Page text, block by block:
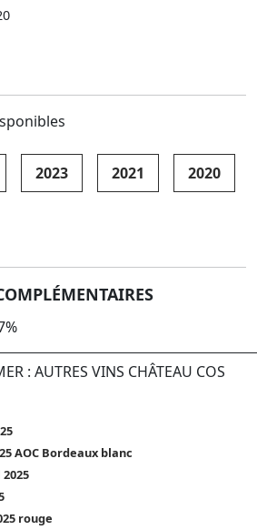
2023 2021 2020
: AUTRES VINS CHÂTEAU COS
AOC Bordeaux blanc
rouge